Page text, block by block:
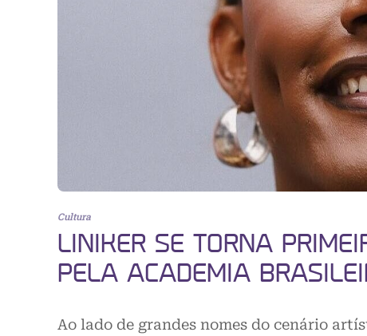
Cultura
LINIKER SE TORNA
PELA ACADEMIA
Ao lado de grandes nomes do cenário